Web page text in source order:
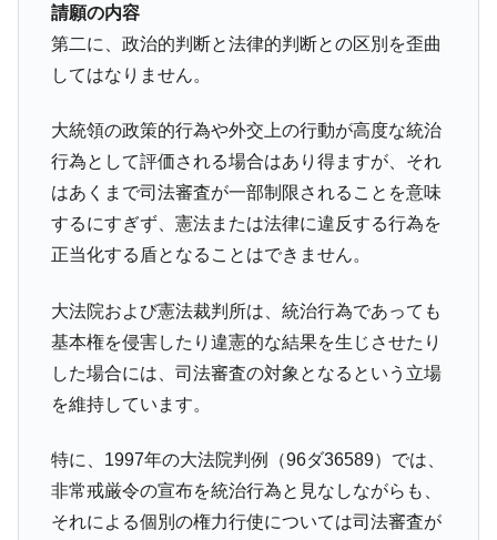
請願の内容
第二に、政治的判断と法律的判断との区別を歪曲
してはなりません。
大統領の政策的行為や外交上の行動が高度な統治
行為として評価される場合はあり得ますが、それ
はあくまで司法審査が一部制限されることを意味
するにすぎず、憲法または法律に違反する行為を
正当化する盾となることはできません。
大法院および憲法裁判所は、統治行為であっても
基本権を侵害したり違憲的な結果を生じさせたり
した場合には、司法審査の対象となるという立場
を維持しています。
特に、1997年の大法院判例（96ダ36589）では、
非常戒厳令の宣布を統治行為と見なしながらも、
それによる個別の権力行使については司法審査が